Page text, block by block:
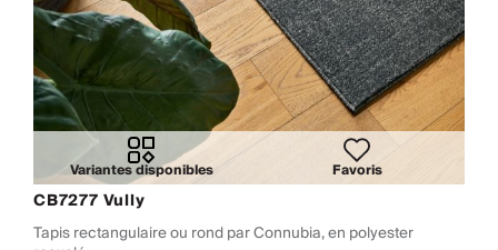
Variantes disponibles Favoris
CB7277 Vully
Tapis rectangulaire ou rond par Connubia, en polyester